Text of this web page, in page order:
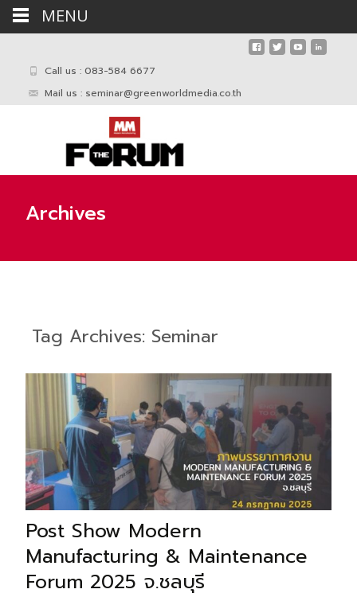
Call us : 083-584 6677
Mail us : seminar@greenworldmedia.co.th
Archives
Tag Archives: Seminar
Post Show Modern
Manufacturing & Maintenance
Forum 2025 จ.ชลบุรี
MENU